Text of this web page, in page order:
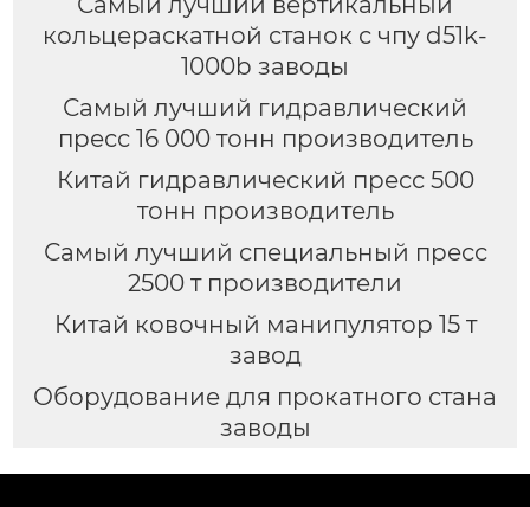
кольцераскатной станок с чпу d51k-
1000b заводы
Самый лучший гидравлический
пресс 16 000 тонн производитель
Китай гидравлический пресс 500
тонн производитель
Самый лучший специальный пресс
2500 т производители
Китай ковочный манипулятор 15 т
завод
Оборудование для прокатного стана
заводы